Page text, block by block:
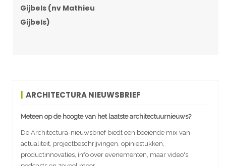
Gijbels (nv Mathieu
Gijbels)
ARCHITECTURA NIEUWSBRIEF
Meteen op de hoogte van het laatste architectuurnieuws?
De Architectura-nieuwsbrief biedt een boeiende mix van
actualiteit, projectbeschrijvingen, opiniestukken,
productinnovaties, info over evenementen, maar video's,